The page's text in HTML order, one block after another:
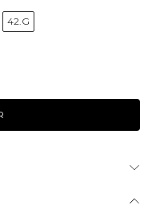
42.G